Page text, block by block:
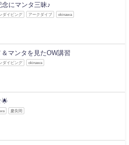
念にマンタ三昧♪
ダイビング アークダイブ okinawa
マンタを見たOW講習
ダイビング okinawa
🌟
慶良間